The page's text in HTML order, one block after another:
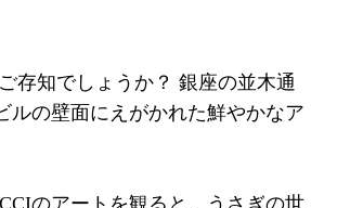
存知でしょうか？ 銀座の並木通
ルの壁面にえがかれた鮮やかなア